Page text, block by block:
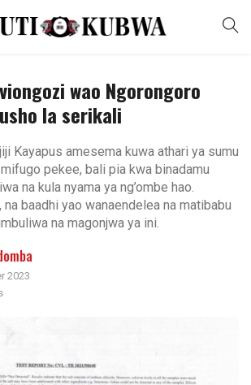
wao Ngorongoro
la serikali
Kayapus amesema kuwa athari ya sumu
pekee, bali pia kwa binadamu
na kula nyama ya ng’ombe hao.
baadhi yao wanaendelea na matibabu
na magonjwa ya ini.
2023